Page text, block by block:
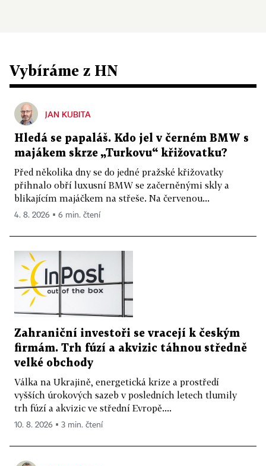
Vybíráme z HN
JAN KUBITA
Hledá se papaláš. Kdo jel v černém BMW s
majákem skrze „Turkovu“ křižovatku?
Před několika dny se do jedné pražské křižovatky
přihnalo obří luxusní BMW se začerněnými skly a
blikajícím majáčkem na střeše. Na červenou...
4. 8. 2026 ▪ 6 min. čtení
Zahraniční investoři se vracejí k českým
firmám. Trh fúzí a akvizic táhnou středně
velké obchody
Válka na Ukrajině, energetická krize a prostředí
vyšších úrokových sazeb v posledních letech tlumily
trh fúzí a akvizic ve střední Evropě....
10. 8. 2026 ▪ 3 min. čtení